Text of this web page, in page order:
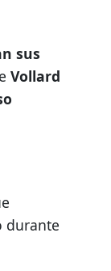
sus
Vollard
durante